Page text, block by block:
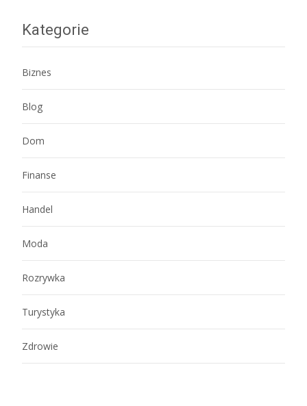
Kategorie
Biznes
Blog
Dom
Finanse
Handel
Moda
Rozrywka
Turystyka
Zdrowie